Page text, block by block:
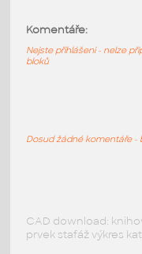
Komentáře:
Nejste přihlášeni - nelze
bloků
Dosud žádné komentáře -
CAD download:
prvek stafáž výkres